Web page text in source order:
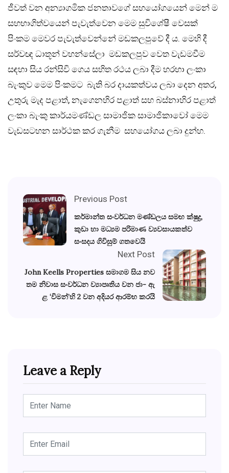
ජීවත් වන අන්‍යාගමික ජනතාවගේ සහයෝගයෙන් මෙන් ම
සහභාගිත්වයෙන් පැවැත්වෙන මෙම සුවිශේෂී වෙසක්
පිංකම මෙවර පැවැත්වෙන්නේ මඩකලපුවේ දී ය. මෙහි දී
සර්වඥ ධාතූන් වහන්සේලා මඩකලපුව වෙත වැඩමවීම
සඳහා සිය රන්සිවි ගෙය සහිත රථය ලබා දීම හරහා ලංකා
බැංකුව මෙම පිංකමට බැති බර දායකත්වය ලබා දෙන අතර,
උතුරු මැද පළාත්, නැගෙනහිර පළාත් සහ බස්නාහිර පළාත්
ලංකා බැංකු කාර්යමණ්ඩල සාමාජික සාමාජිකාවෝ මෙම
වැඩසටහන සාර්ථක කර ගැනීම සහයෝගය ලබා දුන්හ.
Previous Post
කර්මාන්ත සංවර්ධන මණ්ඩලය සමඟ ක්ෂුද්‍ර,
කුඩා හා මධ්‍යම පරිමාණ ව්‍යවසායකත්ව
සංසදය ගිවිසුම් ගතවෙයි
Next Post
John Keells Properties සමාගම සිය නව
තම නිවාස සංවර්ධන ව්‍යාපෘතිය වන ජා- ඇ
ළ ‘විමන්’හි 2 වන අදියර ආරම්භ කරයි
Leave a Reply